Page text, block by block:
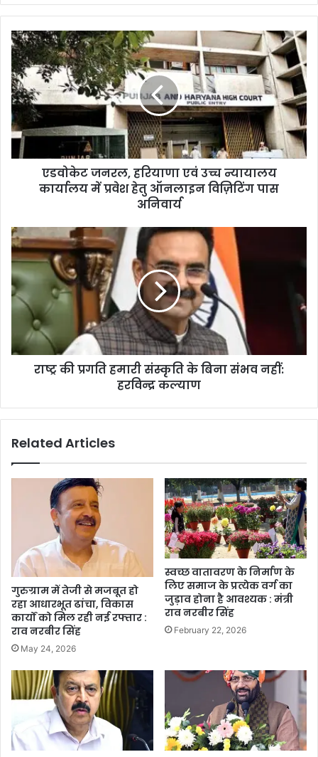
एडवोकेट जनरल, हरियाणा एवं उच्च न्यायालय
कार्यालय में प्रवेश हेतु ऑनलाइन विज़िटिंग पास
अनिवार्य
राष्ट्र की प्रगति हमारी संस्कृति के बिना संभव नहीं:
हरविन्द्र कल्याण
Related Articles
गुरुग्राम में तेजी से मजबूत हो
रहा आधारभूत ढांचा, विकास
कार्यों को मिल रही नई रफ्तार :
राव नरबीर सिंह
May 24, 2026
स्वच्छ वातावरण के निर्माण के
लिए समाज के प्रत्येक वर्ग का
जुड़ाव होना है आवश्यक : मंत्री
राव नरबीर सिंह
February 22, 2026